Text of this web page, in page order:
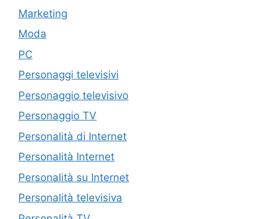
Marketing
Moda
PC
Personaggi televisivi
Personaggio televisivo
Personaggio TV
Personalità di Internet
Personalità Internet
Personalità su Internet
Personalità televisiva